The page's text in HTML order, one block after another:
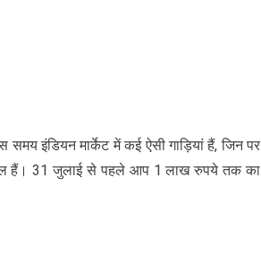
इंडियन मार्केट में कई ऐसी गाड़ियां हैं, जिन पर
हैं। 31 जुलाई से पहले आप 1 लाख रुपये तक का